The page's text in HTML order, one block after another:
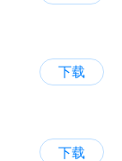
下载
下载